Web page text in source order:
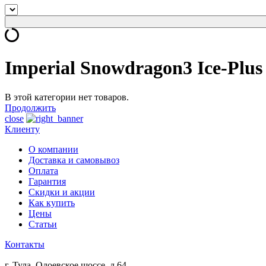
Imperial Snowdragon3 Ice-Plus
В этой категории нет товаров.
Продолжить
close
Клиенту
О компании
Доставка и самовывоз
Оплата
Гарантия
Скидки и акции
Как купить
Цены
Статьи
Контакты